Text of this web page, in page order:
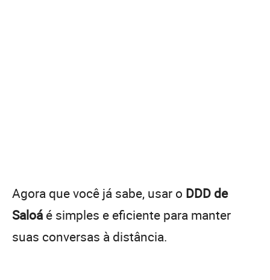
Agora que você já sabe, usar o DDD de
Saloáé simples e eficiente para manter
suas conversas à distância.